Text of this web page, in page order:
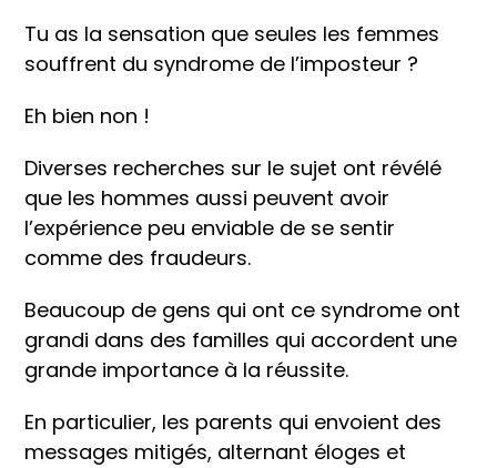
Tu as la sensation que seules les femmes
souffrent du syndrome de l’imposteur ?
Eh bien non !
Diverses recherches sur le sujet ont révélé
que les hommes aussi peuvent avoir
l’expérience peu enviable de se sentir
comme des fraudeurs.
Beaucoup de gens qui ont ce syndrome ont
grandi dans des familles qui accordent une
grande importance à la réussite.
En particulier, les parents qui envoient des
messages mitigés, alternant éloges et